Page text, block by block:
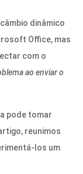
dinâmico
Office, mas
com o
ao enviar o
pode tomar
reunimos
los um